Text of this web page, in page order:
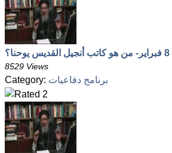
8529 Views
Category: برنامج دفاعيات